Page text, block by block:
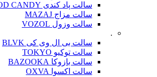
سالت پاد کندی POD CANDY
سالت مزاج MAZAJ
سالت وزول VOZOL
.
سالت بی ال وی کی BLVK
سالت توکیو TOKYO
سالت بازوکا BAZOOKA
سالت اکسوا OXVA